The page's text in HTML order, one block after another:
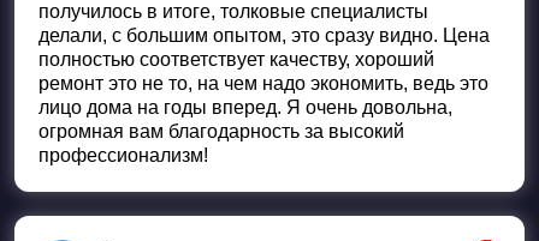
получилось в итоге, толковые специалисты
делали, с большим опытом, это сразу видно. Цена
полностью соответствует качеству, хороший
ремонт это не то, на чем надо экономить, ведь это
лицо дома на годы вперед. Я очень довольна,
огромная вам благодарность за высокий
профессионализм!